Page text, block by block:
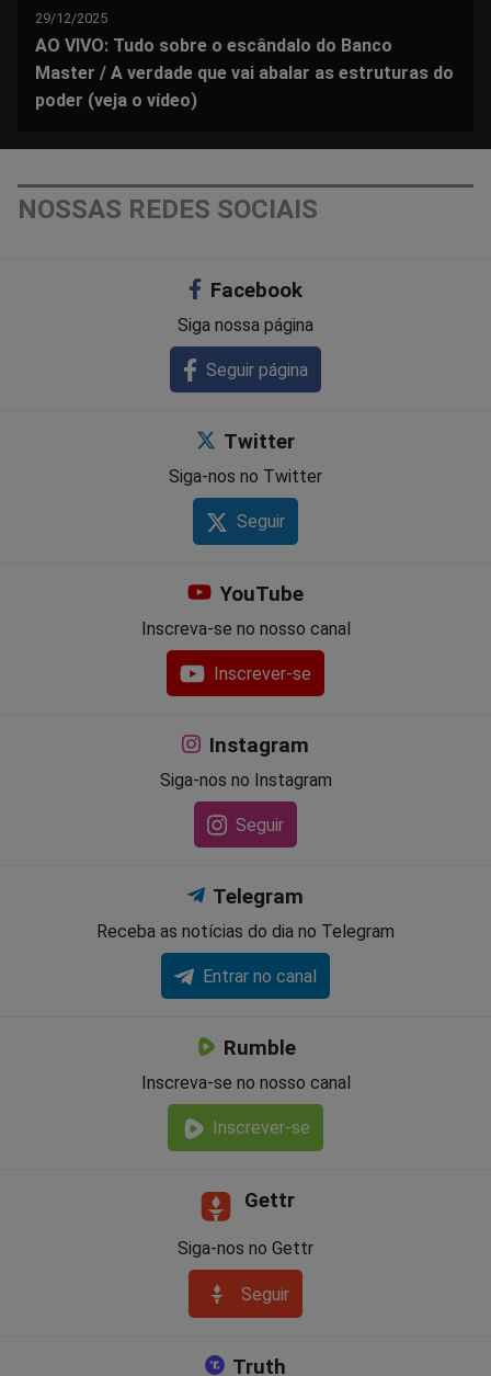
29/12/2025
AO VIVO: Tudo sobre o escândalo do Banco
Master / A verdade que vai abalar as estruturas do
poder (veja o vídeo)
NOSSAS REDES SOCIAIS
Facebook
Siga nossa página
Seguir página
Twitter
Siga-nos no Twitter
Seguir
YouTube
Inscreva-se no nosso canal
Inscrever-se
Instagram
Siga-nos no Instagram
Seguir
Telegram
Receba as notícias do dia no Telegram
Entrar no canal
Rumble
Inscreva-se no nosso canal
Inscrever-se
Gettr
Siga-nos no Gettr
Seguir
Truth